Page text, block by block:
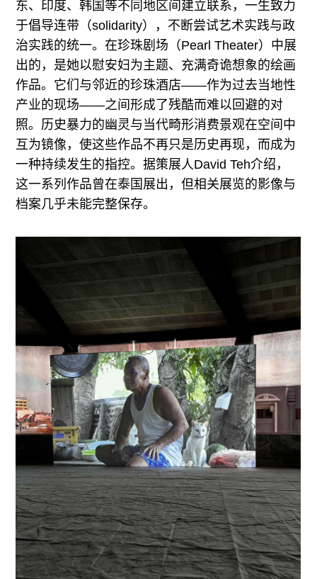
东、印度、韩国等不同地区间建立联系，一生致力
于倡导连带（solidarity），不断尝试艺术实践与政
治实践的统一。在珍珠剧场（Pearl Theater）中展
出的，是她以慰安妇为主题、充满奇诡想象的绘画
作品。它们与邻近的珍珠酒店——作为过去当地性
产业的现场——之间形成了残酷而难以回避的对
照。历史暴力的幽灵与当代畸形消费景观在空间中
互为镜像，使这些作品不再只是历史再现，而成为
一种持续发生的指控。据策展人David Teh介绍，
这一系列作品曾在泰国展出，但相关展览的影像与
档案几乎未能完整保存。